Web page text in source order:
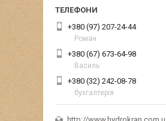
+380 (97) 207-24-44
Роман
+380 (67) 673-64-98
Василь
+380 (32) 242-08-78
бухгалтерія